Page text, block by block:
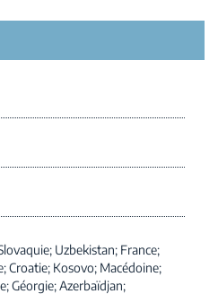
Uzbekistan; France;
Croatie; Kosovo; Macédoine;
Géorgie; Azerbaïdjan;